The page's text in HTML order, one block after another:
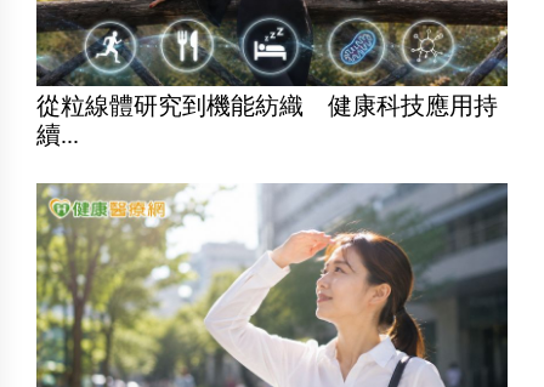
從粒線體研究到機能紡織 健康科技應用持
續...